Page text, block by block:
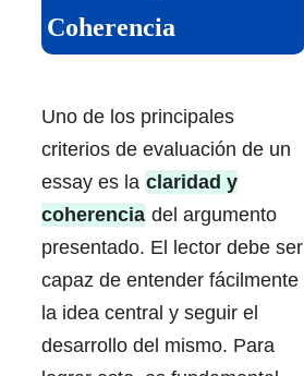
Coherencia
Uno de los principales
criterios de evaluación de un
essay es la claridad y
coherencia del argumento
presentado. El lector debe ser
capaz de entender fácilmente
la idea central y seguir el
desarrollo del mismo. Para